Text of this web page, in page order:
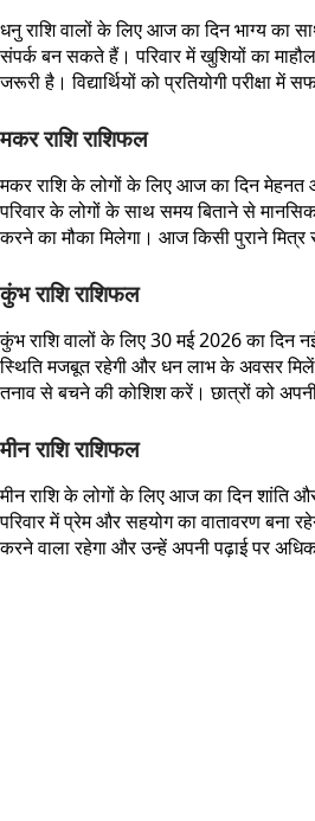
धनु राशि वालों के लिए आज का दिन भाग्य का
संपर्क बन सकते हैं। परिवार में खुशियों का
जरूरी है। विद्यार्थियों को प्रतियोगी परीक्षा
मकर राशि राशिफल
मकर राशि के लोगों के लिए आज का दिन मेहनत
परिवार के लोगों के साथ समय बिताने से
करने का मौका मिलेगा। आज किसी पुराने मित्र
कुंभ राशि राशिफल
कुंभ राशि वालों के लिए 30 मई 2026 का दिन
स्थिति मजबूत रहेगी और धन लाभ के अवसर
तनाव से बचने की कोशिश करें। छात्रों को
मीन राशि राशिफल
मीन राशि के लोगों के लिए आज का दिन शांति
परिवार में प्रेम और सहयोग का वातावरण बना
करने वाला रहेगा और उन्हें अपनी पढ़ाई पर